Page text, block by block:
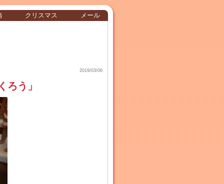
クリスマス メール
2019/03/06
ろう」